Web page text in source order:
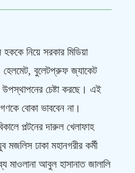
হককে নিয়ে সরকার মিডিয়া
হেলমেট, বুলেটপ্রুফ জ্যাকেট
উপস্থাপনের চেষ্টা করছে। এই
বোকা ভাববেন না।
পল্টনের দারুল খেলাফাহ
মজলিস ঢাকা মহানগরীর কর্মী
মাওলানা আবুল হাসানাত জালালি